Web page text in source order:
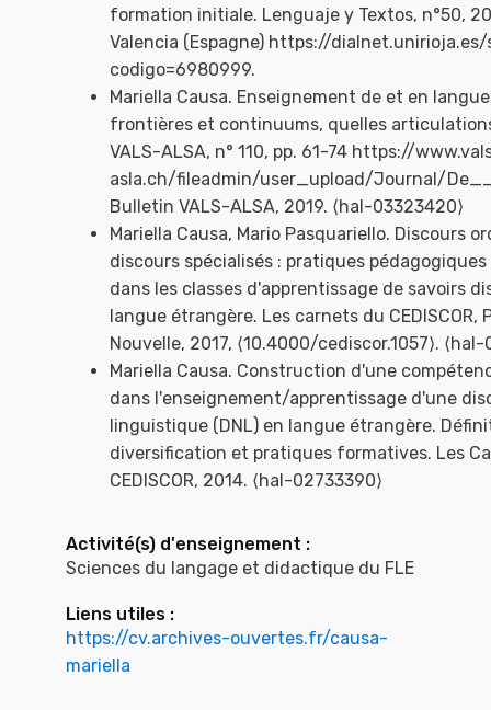
formation initiale. Lenguaje y Textos, n°50,
Valencia (Espagne) https://
codigo=6980999.
Mariella Causa. Enseignement de et en
frontières et continuums, quelles
VALS-ALSA, n° 110, pp. 61-74 https://
asla.ch/fileadmin/user_upload/Journal/
Bulletin VALS-ALSA, 2019. ⟨hal-03323420⟩
Mariella Causa, Mario Pasquariello. Discours
discours spécialisés : pratiques
dans les classes d'apprentissage de savoirs
langue étrangère. Les carnets du CEDISCOR,
Nouvelle, 2017, ⟨10.4000/cediscor.1057⟩.
Mariella Causa. Construction d'une
dans l'enseignement/apprentissage d'une
linguistique (DNL) en langue étrangère.
diversification et pratiques formatives. Les
CEDISCOR, 2014. ⟨hal-02733390⟩
Activité(s) d'enseignement :
Sciences du langage et didactique du FLE
Liens utiles :
https://cv.archives-ouvertes.fr/causa-
mariella